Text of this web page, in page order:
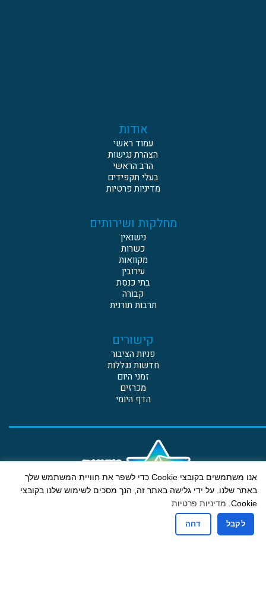
אודות
עמוד ראשי
הצהרת נגישות
הרב הראשי
בעלי תקפידים
מדיניות פרטיות
מחלקות ושירותים
נישואין
כשרות
מקוואות
עירובין
בתי כנסת
קבורה
תרבות תורנית
קישורים
פניות הציבור
חדשות נגללות
זמני היום
מכרזים
הדף היומי
אנו משתמשים בקובצי Cookie כדי לשפר את חוויית המשתמש שלך
באתר שלנו. על ידי גלישה באתר זה, הנך מסכים לשימוש שלנו בקובצי
Cookie. מדיניות פרטיות
לקבל דחה